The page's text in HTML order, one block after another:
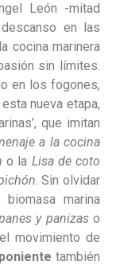
León -mitad
en las
cocina marinera
sin límites.
en los fogones,
nueva etapa,
que imitan
a la cocina
o la Lisa de coto
. Sin olvidar
marina
y panizaso
movimiento de
también